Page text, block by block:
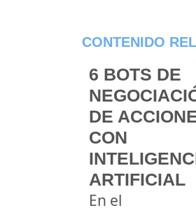
CONTENIDO
6 BOTS DE
DE
CON
ARTIFICIAL
En el